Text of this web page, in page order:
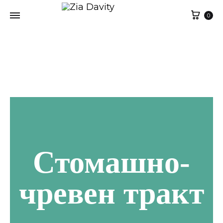
0
Стомашно-
чревен тракт